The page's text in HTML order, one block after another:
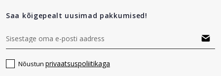
Saa kõigepealt uusimad pakkumised!
Nõustun privaatsuspoliitikaga